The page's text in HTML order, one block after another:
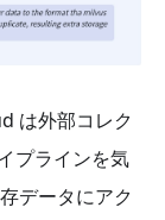
は外部コレク
プラインを気
データにアク